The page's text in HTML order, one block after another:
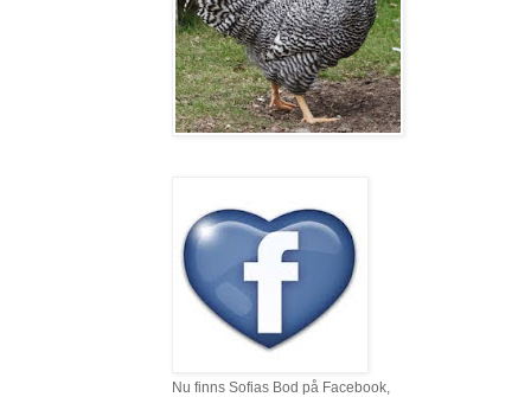
Nu finns Sofias Bod på Facebook,